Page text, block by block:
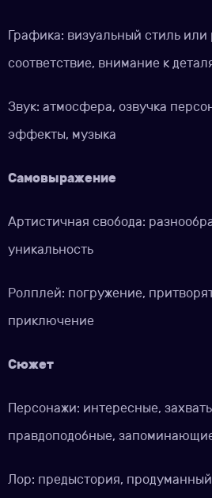
Графика: визуальный стиль или
соответствие, внимание к
Звук: атмосфера, озвучка
эффекты, музыка
Самовыражение
Артистичная свобода:
уникальность
Ролплей: погружение,
приключение
Сюжет
Персонажи: интересные,
правдоподобные,
Лор: предыстория,